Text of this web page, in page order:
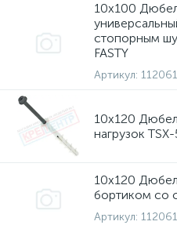
10х100
стопорным
FASTY
Артикул:
10х120
нагрузок
10х120
бортиком со
Артикул: